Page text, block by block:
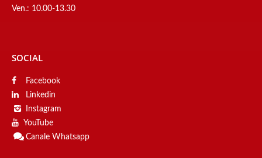
Ven.: 10.00-13.30
SOCIAL
Facebook
Linkedin
Instagram
YouTube
Canale Whatsapp